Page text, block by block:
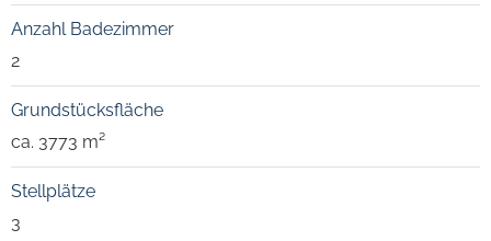
Anzahl Badezimmer
2
Grundstücksfläche
ca. 3773 m²
Stellplätze
3